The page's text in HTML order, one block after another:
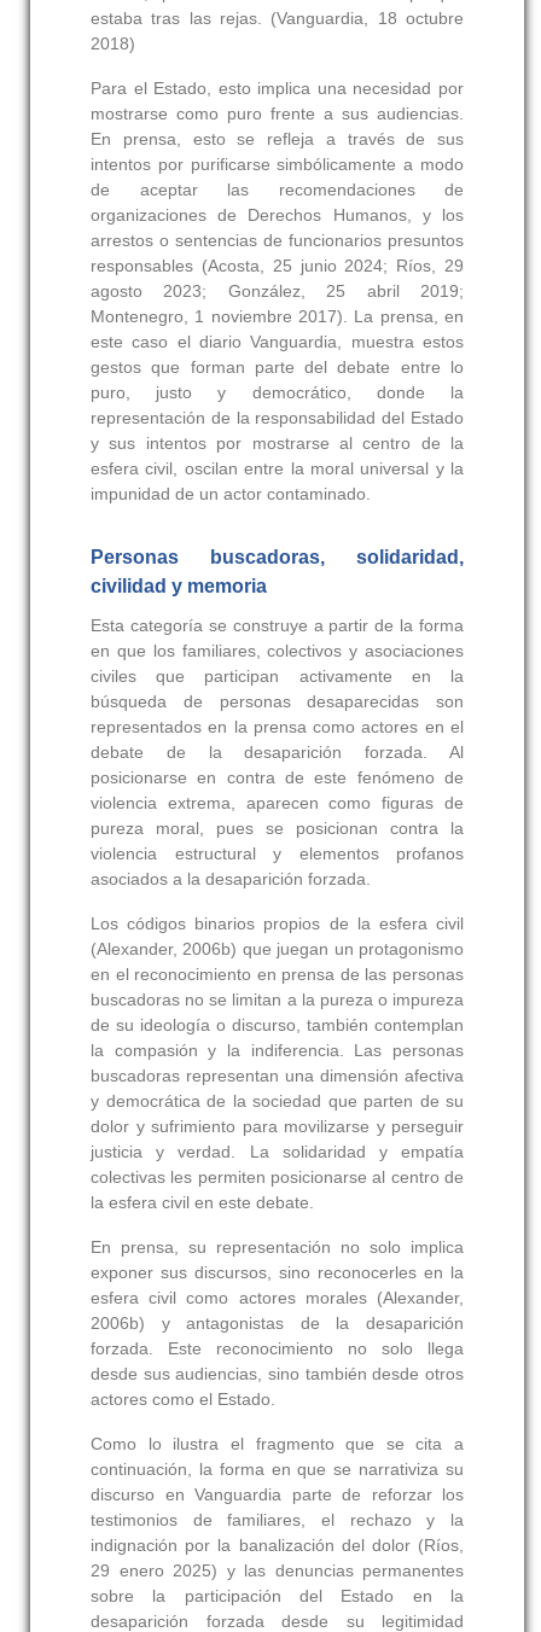
estaba tras las rejas. (Vanguardia, 18 octubre
2018)
Para el Estado, esto implica una necesidad por
mostrarse como puro frente a sus audiencias.
En prensa, esto se refleja a través de sus
intentos por purificarse simbólicamente a modo
de aceptar las recomendaciones de
organizaciones de Derechos Humanos, y los
arrestos o sentencias de funcionarios presuntos
responsables (Acosta, 25 junio 2024; Ríos, 29
agosto 2023; González, 25 abril 2019;
Montenegro, 1 noviembre 2017). La prensa, en
este caso el diario Vanguardia, muestra estos
gestos que forman parte del debate entre lo
puro, justo y democrático, donde la
representación de la responsabilidad del Estado
y sus intentos por mostrarse al centro de la
esfera civil, oscilan entre la moral universal y la
impunidad de un actor contaminado.
Personas buscadoras, solidaridad,
civilidad y memoria
Esta categoría se construye a partir de la forma
en que los familiares, colectivos y asociaciones
civiles que participan activamente en la
búsqueda de personas desaparecidas son
representados en la prensa como actores en el
debate de la desaparición forzada. Al
posicionarse en contra de este fenómeno de
violencia extrema, aparecen como figuras de
pureza moral, pues se posicionan contra la
violencia estructural y elementos profanos
asociados a la desaparición forzada.
Los códigos binarios propios de la esfera civil
(Alexander, 2006b) que juegan un protagonismo
en el reconocimiento en prensa de las personas
buscadoras no se limitan a la pureza o impureza
de su ideología o discurso, también contemplan
la compasión y la indiferencia. Las personas
buscadoras representan una dimensión afectiva
y democrática de la sociedad que parten de su
dolor y sufrimiento para movilizarse y perseguir
justicia y verdad. La solidaridad y empatía
colectivas les permiten posicionarse al centro de
la esfera civil en este debate.
En prensa, su representación no solo implica
exponer sus discursos, sino reconocerles en la
esfera civil como actores morales (Alexander,
2006b) y antagonistas de la desaparición
forzada. Este reconocimiento no solo llega
desde sus audiencias, sino también desde otros
actores como el Estado.
Como lo ilustra el fragmento que se cita a
continuación, la forma en que se narrativiza su
discurso en Vanguardia parte de reforzar los
testimonios de familiares, el rechazo y la
indignación por la banalización del dolor (Ríos,
29 enero 2025) y las denuncias permanentes
sobre la participación del Estado en la
desaparición forzada desde su legitimidad